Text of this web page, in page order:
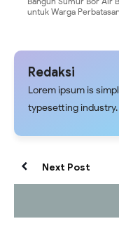
untuk Warga
Redaksi
Lorem ipsum is
typesetting industry.
Next Post